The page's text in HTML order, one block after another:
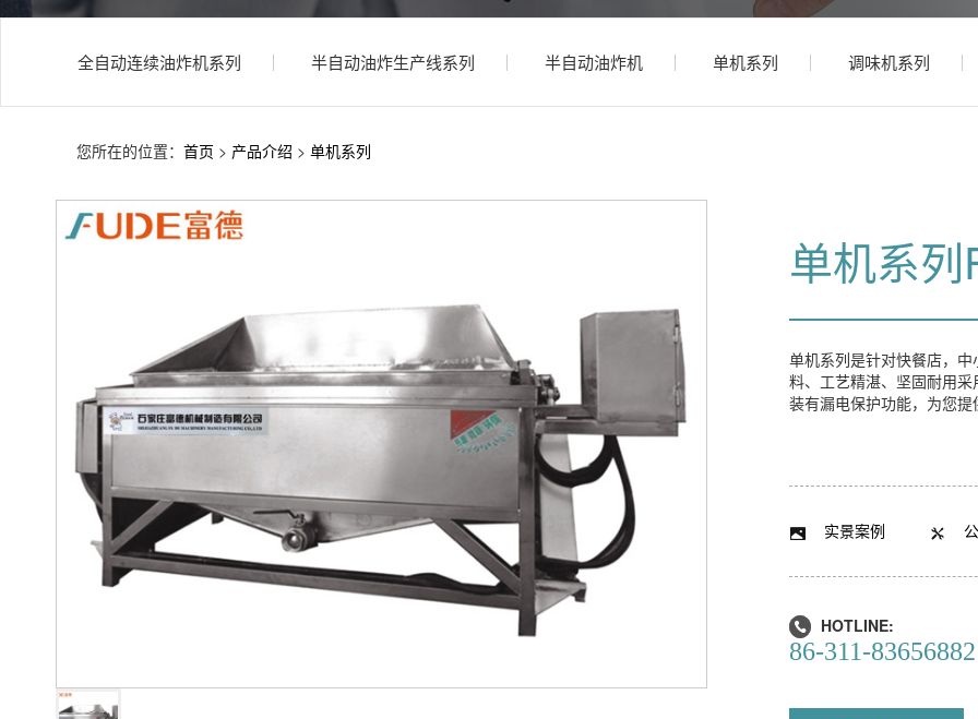
全自动连续油炸机系列 半自动油炸生产线系列 半自动油炸机 单机系列 调味机系列
您所在的位置：首页 > 产品介绍 >单机系列
单机系
单机系列是针对快餐店，
料、工艺精湛、坚固耐用
装有漏电保护功能，为您
 实景案例 
 HOTLINE:
86-311-83656882